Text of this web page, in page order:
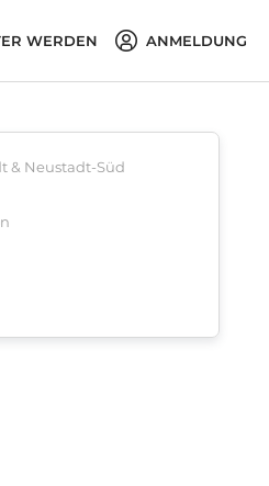
WERDEN ANMELDUNG
& Neustadt-Süd